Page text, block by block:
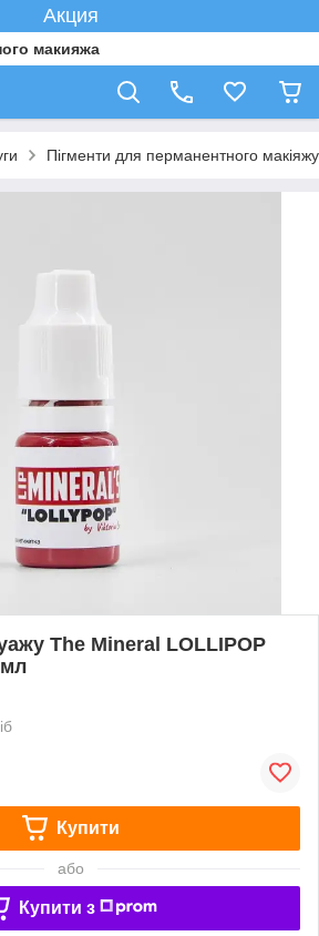
Акция
макияжа
Пігменти для перманентного макіяжу
The Mineral LOLLIPOP
Купити
або
Купити з